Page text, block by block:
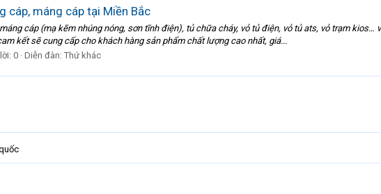
cáp, máng cáp tại Miền Bắc
cáp (mạ kẽm nhúng nóng, sơn tĩnh điện), tủ chữa cháy, vỏ tủ điện, vỏ tủ ats, vỏ trạm
kết sẽ cung cấp cho khách hàng sản phẩm chất lượng cao nhất, giá...
0 Diễn đàn: Thứ khác